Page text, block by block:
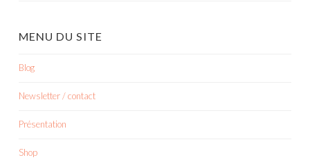
MENU DU SITE
Blog
Newsletter / contact
Présentation
Shop